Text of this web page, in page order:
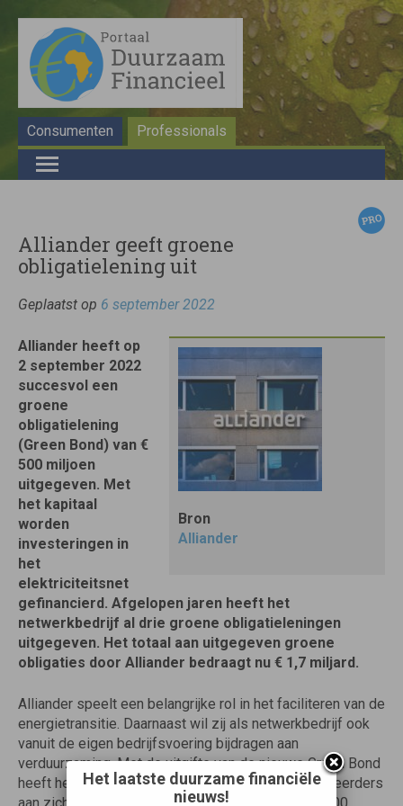
Consumenten Professionals
Alliander geeft groene
obligatielening uit
Geplaatst op 6 september 2022
Bron
Alliander
Alliander heeft op
2 september 2022
succesvol een
groene
obligatielening
(Green Bond) van €
500 miljoen
uitgegeven. Met
het kapitaal
worden
investeringen in
het
elektriciteitsnet
gefinancierd. Afgelopen jaren heeft het
netwerkbedrijf al drie groene obligatieleningen
uitgegeven. Het totaal aan uitgegeven groene
obligaties door Alliander bedraagt nu € 1,7 miljard.
Alliander speelt een belangrijke rol in het faciliteren van de
energietransitie. Daarnaast wil zij als netwerkbedrijf ook
vanuit de eigen bedrijfsvoering bijdragen aan
verduurzaming. Met de uitgifte van de nieuwe Green Bond
heeft het netwerkbedrijf opnieuw duurzame investeerders
Het laatste duurzame financiële
nieuws!